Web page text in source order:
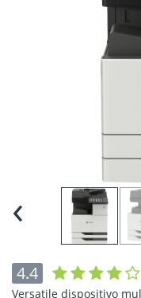
‹
4.4
Versatile dispositivo